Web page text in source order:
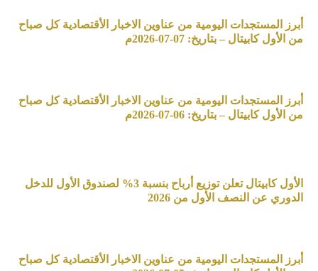
أبرز المستجدات اليومية من عناوين الاخبار الأقتصادية كل صباح
من الأول كابيتال – بتاريخ: 07-07-2026م
أبرز المستجدات اليومية من عناوين الاخبار الأقتصادية كل صباح
من الأول كابيتال – بتاريخ: 06-07-2026م
الأول كابيتال تعلن توزيع أرباح بنسبة 3% لصندوق الأول للدخل
الدوري عن النصف الأول من 2026
أبرز المستجدات اليومية من عناوين الاخبار الأقتصادية كل صباح